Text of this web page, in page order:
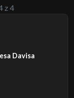
z 4
Davisa